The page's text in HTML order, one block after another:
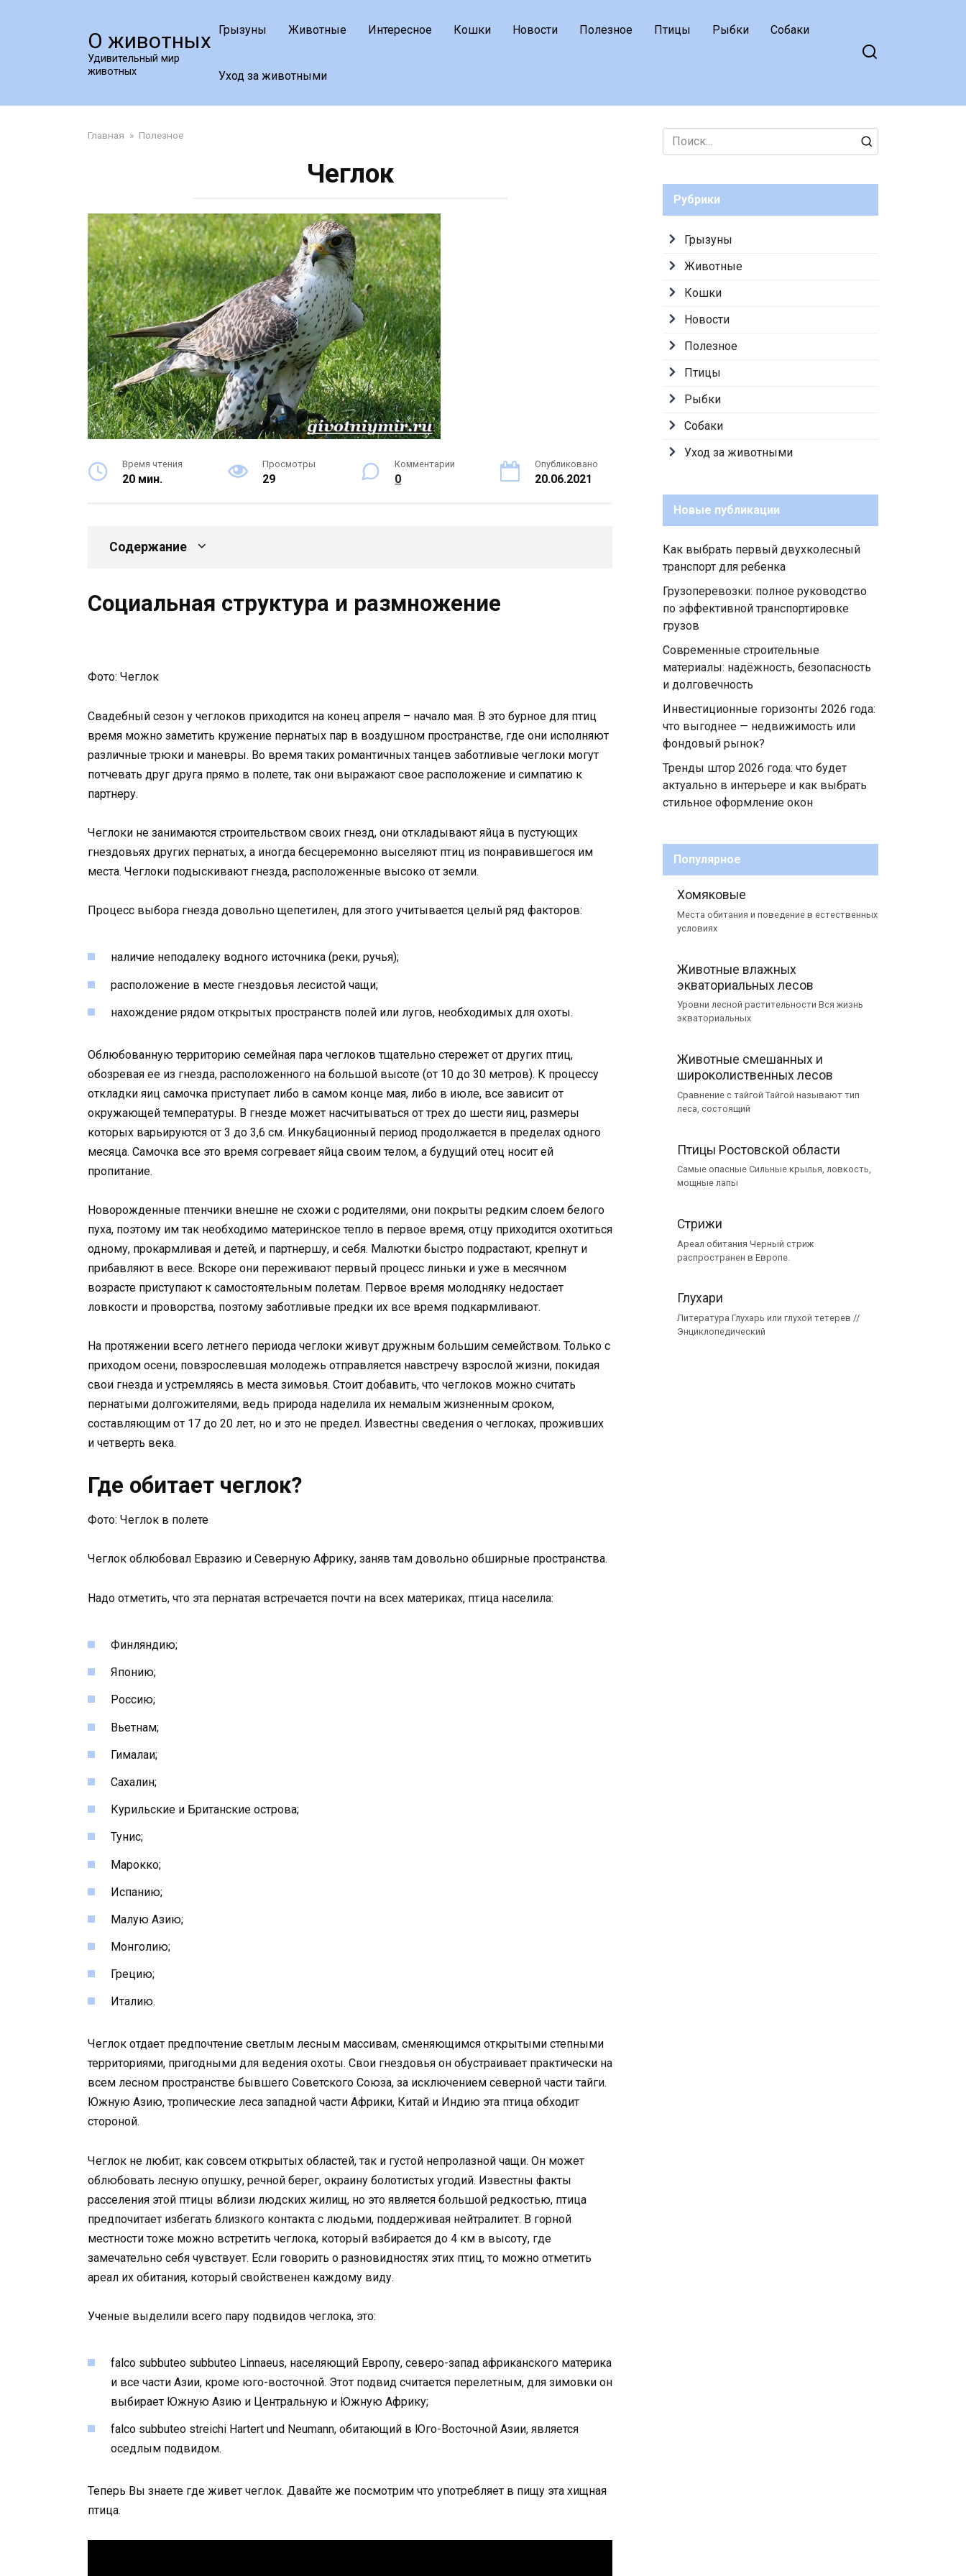
О животных
Удивительный мир
животных
Грызуны Животные Интересное Кошки Новости Полезное Птицы Рыбки Собаки
Уход за животными
Главная » Полезное
Чеглок
Время чтения
20 мин.
Просмотры
29
Комментарии
0
Опубликовано
20.06.2021
Содержание
Социальная структура и размножение
Фото: Чеглок
Свадебный сезон у чеглоков приходится на конец апреля – начало мая. В это бурное для птиц
время можно заметить кружение пернатых пар в воздушном пространстве, где они исполняют
различные трюки и маневры. Во время таких романтичных танцев заботливые чеглоки могут
потчевать друг друга прямо в полете, так они выражают свое расположение и симпатию к
партнеру.
Чеглоки не занимаются строительством своих гнезд, они откладывают яйца в пустующих
гнездовьях других пернатых, а иногда бесцеремонно выселяют птиц из понравившегося им
места. Чеглоки подыскивают гнезда, расположенные высоко от земли.
Процесс выбора гнезда довольно щепетилен, для этого учитывается целый ряд факторов:
наличие неподалеку водного источника (реки, ручья);
расположение в месте гнездовья лесистой чащи;
нахождение рядом открытых пространств полей или лугов, необходимых для охоты.
Облюбованную территорию семейная пара чеглоков тщательно стережет от других птиц,
обозревая ее из гнезда, расположенного на большой высоте (от 10 до 30 метров). К процессу
откладки яиц самочка приступает либо в самом конце мая, либо в июле, все зависит от
окружающей температуры. В гнезде может насчитываться от трех до шести яиц, размеры
которых варьируются от 3 до 3,6 см. Инкубационный период продолжается в пределах одного
месяца. Самочка все это время согревает яйца своим телом, а будущий отец носит ей
пропитание.
Новорожденные птенчики внешне не схожи с родителями, они покрыты редким слоем белого
пуха, поэтому им так необходимо материнское тепло в первое время, отцу приходится охотиться
одному, прокармливая и детей, и партнершу, и себя. Малютки быстро подрастают, крепнут и
прибавляют в весе. Вскоре они переживают первый процесс линьки и уже в месячном
возрасте приступают к самостоятельным полетам. Первое время молодняку недостает
ловкости и проворства, поэтому заботливые предки их все время подкармливают.
На протяжении всего летнего периода чеглоки живут дружным большим семейством. Только с
приходом осени, повзрослевшая молодежь отправляется навстречу взрослой жизни, покидая
свои гнезда и устремляясь в места зимовья. Стоит добавить, что чеглоков можно считать
пернатыми долгожителями, ведь природа наделила их немалым жизненным сроком,
составляющим от 17 до 20 лет, но и это не предел. Известны сведения о чеглоках, проживших
и четверть века.
Где обитает чеглок?
Фото: Чеглок в полете
Чеглок облюбовал Евразию и Северную Африку, заняв там довольно обширные пространства.
Надо отметить, что эта пернатая встречается почти на всех материках, птица населила:
Финляндию;
Японию;
Россию;
Вьетнам;
Гималаи;
Сахалин;
Курильские и Британские острова;
Тунис;
Марокко;
Испанию;
Малую Азию;
Монголию;
Грецию;
Италию.
Чеглок отдает предпочтение светлым лесным массивам, сменяющимся открытыми степными
территориями, пригодными для ведения охоты. Свои гнездовья он обустраивает практически на
всем лесном пространстве бывшего Советского Союза, за исключением северной части тайги.
Южную Азию, тропические леса западной части Африки, Китай и Индию эта птица обходит
стороной.
Чеглок не любит, как совсем открытых областей, так и густой непролазной чащи. Он может
облюбовать лесную опушку, речной берег, окраину болотистых угодий. Известны факты
расселения этой птицы вблизи людских жилищ, но это является большой редкостью, птица
предпочитает избегать близкого контакта с людьми, поддерживая нейтралитет. В горной
местности тоже можно встретить чеглока, который взбирается до 4 км в высоту, где
замечательно себя чувствует. Если говорить о разновидностях этих птиц, то можно отметить
ареал их обитания, который свойственен каждому виду.
Ученые выделили всего пару подвидов чеглока, это:
falco subbuteo subbuteo Linnaeus, населяющий Европу, северо-запад африканского материка
и все части Азии, кроме юго-восточной. Этот подвид считается перелетным, для зимовки он
выбирает Южную Азию и Центральную и Южную Африку;
falco subbuteo streichi Hartert und Neumann, обитающий в Юго-Восточной Азии, является
оседлым подвидом.
Теперь Вы знаете где живет чеглок. Давайте же посмотрим что употребляет в пищу эта хищная
птица.
Search
for:
Рубрики
Грызуны
Животные
Кошки
Новости
Полезное
Птицы
Рыбки
Собаки
Уход за животными
Новые публикации
Как выбрать первый двухколесный
транспорт для ребенка
Грузоперевозки: полное руководство
по эффективной транспортировке
грузов
Современные строительные
материалы: надёжность, безопасность
и долговечность
Инвестиционные горизонты 2026 года:
что выгоднее — недвижимость или
фондовый рынок?
Тренды штор 2026 года: что будет
актуально в интерьере и как выбрать
стильное оформление окон
Популярное
Хомяковые
Места обитания и поведение в естественных
условиях
Животные влажных
экваториальных лесов
Уровни лесной растительности Вся жизнь
экваториальных
Животные смешанных и
широколиственных лесов
Сравнение с тайгой Тайгой называют тип
леса, состоящий
Птицы Ростовской области
Самые опасные Сильные крылья, ловкость,
мощные лапы
Стрижи
Ареал обитания Черный стриж
распространен в Европе.
Глухари
Литература Глухарь или глухой тетерев //
Энциклопедический